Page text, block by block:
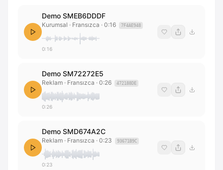
Demo SMEB6DDDF
Kurumsal · Fransızca · 0:16 7F4AE948
0:16
Demo SM72272E5
Reklam · Fransızca · 0:26 472188DE
0:26
Demo SMD674A2C
Reklam · Fransızca · 0:23 93671B9C
0:23